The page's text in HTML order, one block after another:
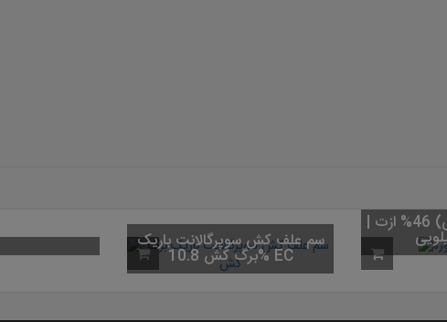
سم علف کش سوپرگالانت باریک
برگ کش 10.8% EC
کود اوره (کود شکری) 46% ازت |